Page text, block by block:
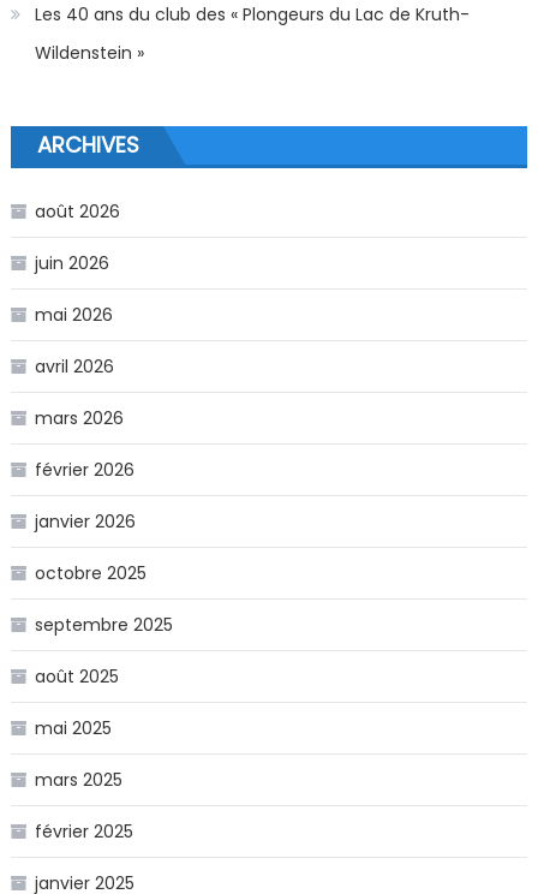
Les 40 ans du club des « Plongeurs du Lac de Kruth-
Wildenstein »
ARCHIVES
août 2026
juin 2026
mai 2026
avril 2026
mars 2026
février 2026
janvier 2026
octobre 2025
septembre 2025
août 2025
mai 2025
mars 2025
février 2025
janvier 2025